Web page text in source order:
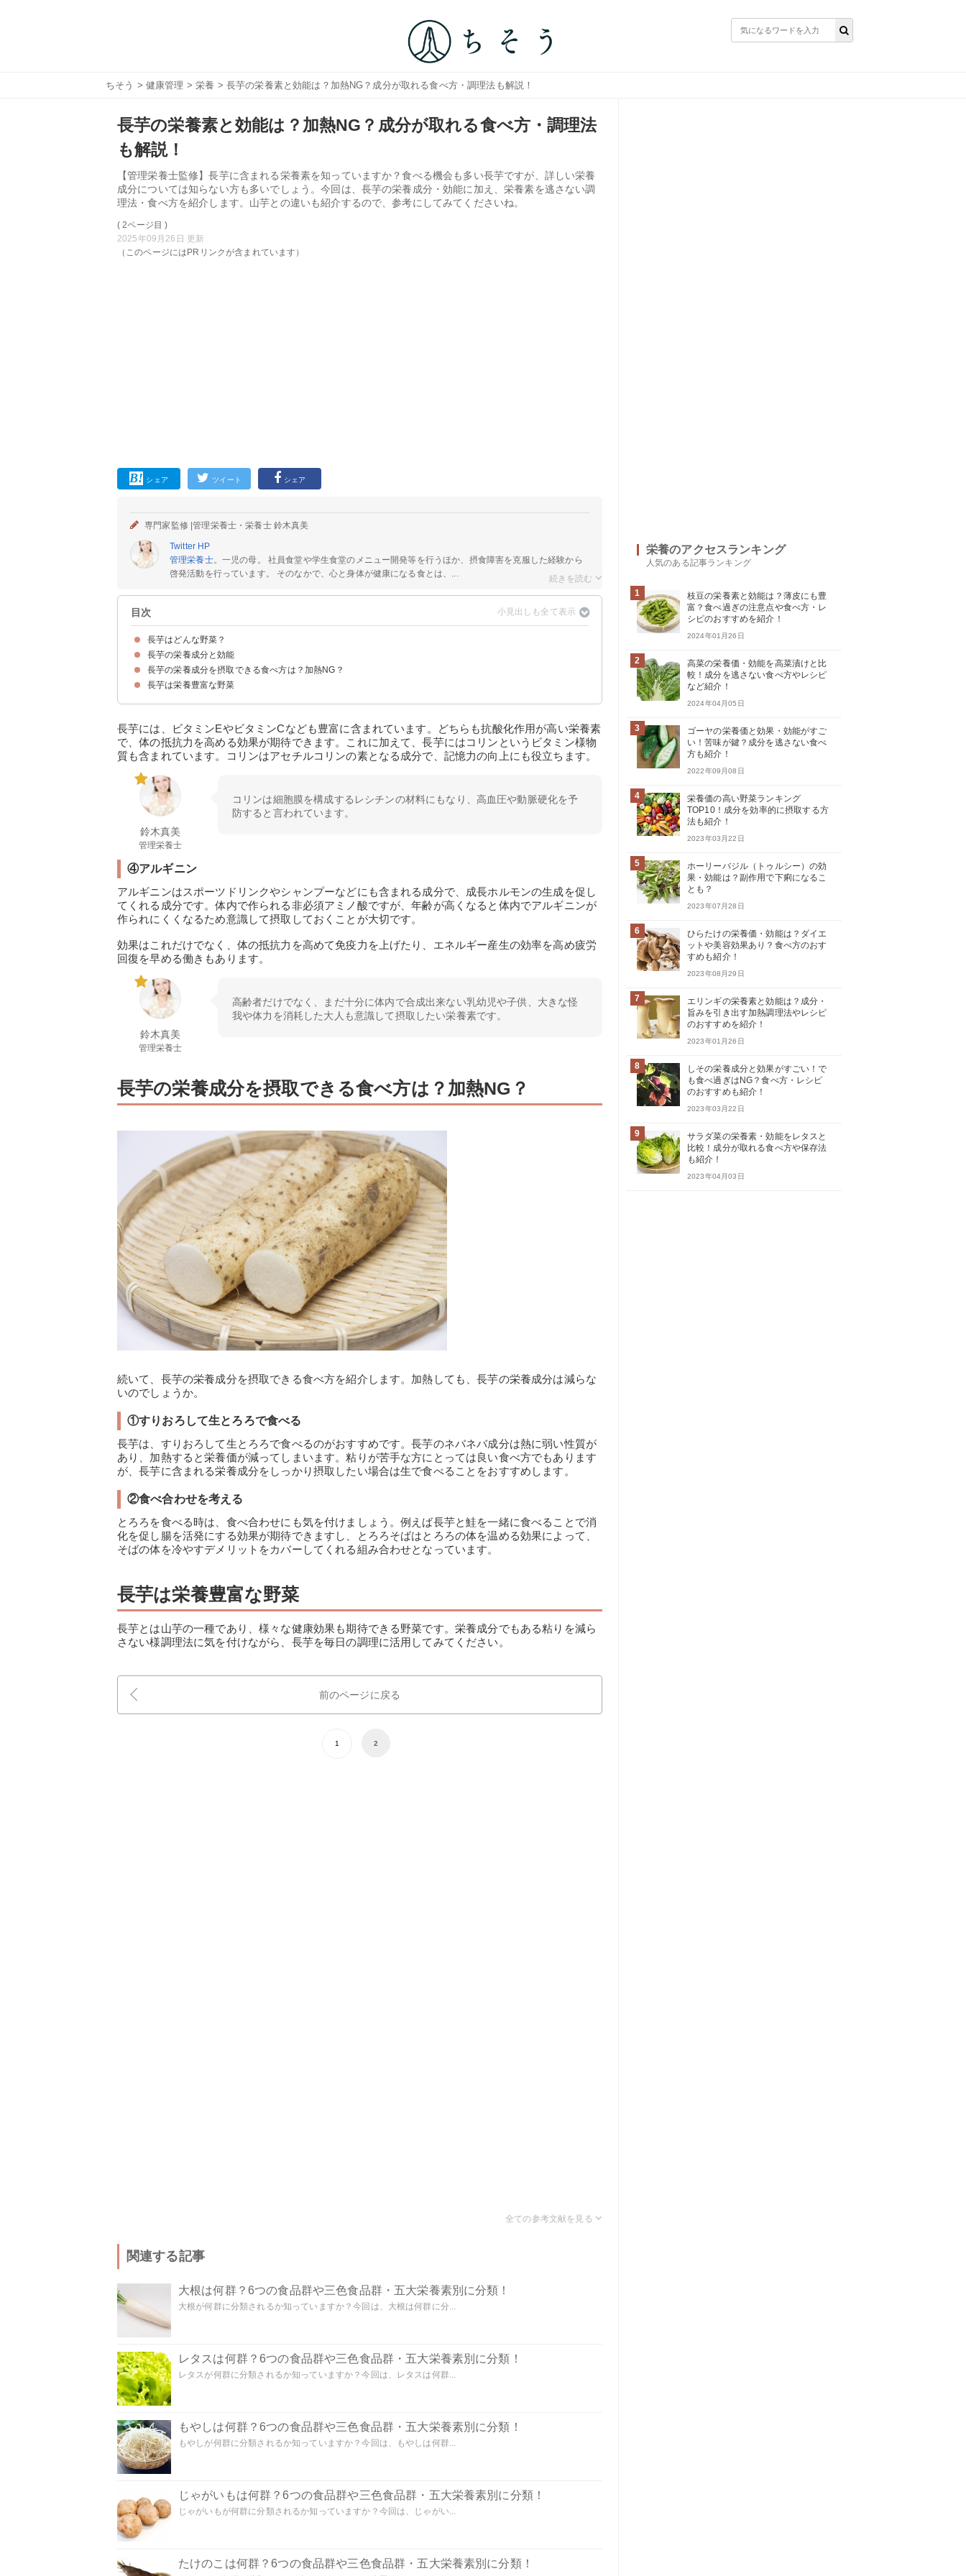
ちそう > 健康管理 >栄養 > 長芋の栄養素と効能は？加熱NG？成分が取れる食べ方・調理法も解説！
長芋の栄養素と効能は？加熱NG？成分が取れる食べ方・調理法
も解説！
【管理栄養士監修】長芋に含まれる栄養素を知っていますか？食べる機会も多い長芋ですが、詳しい栄養
成分については知らない方も多いでしょう。今回は、長芋の栄養成分・効能に加え、栄養素を逃さない調
理法・食べ方を紹介します。山芋との違いも紹介するので、参考にしてみてくださいね。
( 2ページ目 )
2025年09月26日 更新
（このページにはPRリンクが含まれています）
シェア ツイート シェア
専門家監修 |管理栄養士・栄養士 鈴木真美
Twitter HP
管理栄養士。一児の母。 社員食堂や学生食堂のメニュー開発等を行うほか、摂食障害を克服した経験から
啓発活動を行っています。 そのなかで、心と身体が健康になる食とは、...
目次
長芋はどんな野菜？
山芋と長芋に違いはない
長芋の旬
新鮮な長芋の選び方
長芋の栄養成分と効能
①サポニン
②アミラーゼ
③ビタミン類
④アルギニン
長芋の栄養成分を摂取できる食べ方は？加熱NG？
①すりおろして生とろろで食べる
②食べ合わせを考える
長芋は栄養豊富な野菜
長芋には、ビタミンEやビタミンCなども豊富に含まれています。どちらも抗酸化作用が高い栄養素
で、体の抵抗力を高める効果が期待できます。これに加えて、長芋にはコリンというビタミン様物
質も含まれています。コリンはアセチルコリンの素となる成分で、記憶力の向上にも役立ちます。
鈴木真美
管理栄養士
コリンは細胞膜を構成するレシチンの材料にもなり、高血圧や動脈硬化を予
防すると言われています。
④アルギニン
アルギニンはスポーツドリンクやシャンプーなどにも含まれる成分で、成長ホルモンの生成を促し
てくれる成分です。体内で作られる非必須アミノ酸ですが、年齢が高くなると体内でアルギニンが
作られにくくなるため意識して摂取しておくことが大切です。
効果はこれだけでなく、体の抵抗力を高めて免疫力を上げたり、エネルギー産生の効率を高め疲労
回復を早める働きもあります。
鈴木真美
管理栄養士
高齢者だけでなく、まだ十分に体内で合成出来ない乳幼児や子供、大きな怪
我や体力を消耗した大人も意識して摂取したい栄養素です。
長芋の栄養成分を摂取できる食べ方は？加熱NG？
続いて、長芋の栄養成分を摂取できる食べ方を紹介します。加熱しても、長芋の栄養成分は減らな
いのでしょうか。
①すりおろして生とろろで食べる
長芋は、すりおろして生とろろで食べるのがおすすめです。長芋のネバネバ成分は熱に弱い性質が
あり、加熱すると栄養価が減ってしまいます。粘りが苦手な方にとっては良い食べ方でもあります
が、長芋に含まれる栄養成分をしっかり摂取したい場合は生で食べることをおすすめします。
②食べ合わせを考える
とろろを食べる時は、食べ合わせにも気を付けましょう。例えば長芋と鮭を一緒に食べることで消
化を促し腸を活発にする効果が期待できますし、とろろそばはとろろの体を温める効果によって、
そばの体を冷やすデメリットをカバーしてくれる組み合わせとなっています。
長芋は栄養豊富な野菜
長芋とは山芋の一種であり、様々な健康効果も期待できる野菜です。栄養成分でもある粘りを減ら
さない様調理法に気を付けながら、長芋を毎日の調理に活用してみてください。
前のページに戻る
1 2
関連する記事
大根は何群？6つの食品群や三色食品群・五大栄養素別に分類！
大根が何群に分類されるか知っていますか？今回は、大根は何群に分...
レタスは何群？6つの食品群や三色食品群・五大栄養素別に分類！
レタスが何群に分類されるか知っていますか？今回は、レタスは何群...
もやしは何群？6つの食品群や三色食品群・五大栄養素別に分類！
もやしが何群に分類されるか知っていますか？今回は、もやしは何群...
じゃがいもは何群？6つの食品群や三色食品群・五大栄養素別に分類！
じゃがいもが何群に分類されるか知っていますか？今回は、じゃがい...
たけのこは何群？6つの食品群や三色食品群・五大栄養素別に分類！
栄養のアクセスランキング
人気のある記事ランキング
1
枝豆の栄養素と効能は？薄皮にも豊
富？食べ過ぎの注意点や食べ方・レ
シピのおすすめを紹介！
2024年01月26日
2
高菜の栄養価・効能を高菜漬けと比
較！成分を逃さない食べ方やレシピ
など紹介！
2024年04月05日
3
ゴーヤの栄養価と効果・効能がすご
い！苦味が鍵？成分を逃さない食べ
方も紹介！
2022年09月08日
4
栄養価の高い野菜ランキング
TOP10！成分を効率的に摂取する方
法も紹介！
2023年03月22日
5
ホーリーバジル（トゥルシー）の効
果・効能は？副作用で下痢になるこ
とも？
2023年07月28日
6
ひらたけの栄養価・効能は？ダイエ
ットや美容効果あり？食べ方のおす
すめも紹介！
2023年08月29日
7
エリンギの栄養素と効能は？成分・
旨みを引き出す加熱調理法やレシピ
のおすすめを紹介！
2023年01月26日
8
しその栄養成分と効果がすごい！で
も食べ過ぎはNG？食べ方・レシピ
のおすすめも紹介！
2023年03月22日
9
サラダ菜の栄養素・効能をレタスと
比較！成分が取れる食べ方や保存法
も紹介！
2023年04月03日